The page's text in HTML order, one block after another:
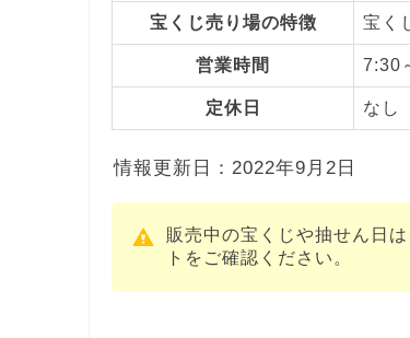
宝くじ売り場の特徴 宝く
営業時間 7:30
定休日 なし
情報更新日：2022年9月2日
販売中の宝くじや抽せん日
トをご確認ください。